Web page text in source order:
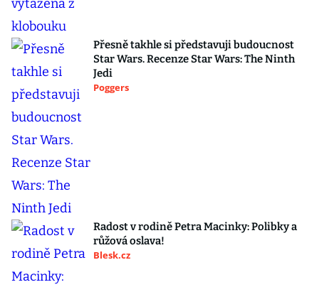
Přesně takhle si představuji budoucnost
Star Wars. Recenze Star Wars: The Ninth
Jedi
Poggers
Radost v rodině Petra Macinky: Polibky a
růžová oslava!
Blesk.cz